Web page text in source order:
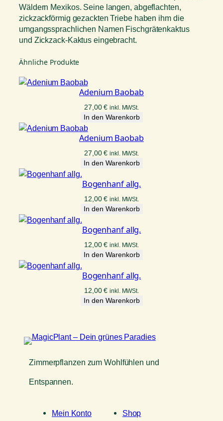
Wäldern Mexikos. Seine langen, abgeflachten,
zickzackförmig gezackten Triebe haben ihm die
umgangssprachlichen Namen Fischgrätenkaktus
und Zickzack-Kaktus eingebracht.
Ähnliche Produkte
Adenium Baobab
27,00€ inkl. MWSt.
In den Warenkorb
Adenium Baobab
27,00€ inkl. MWSt.
In den Warenkorb
Bogenhanf allg.
12,00€ inkl. MWSt.
In den Warenkorb
Bogenhanf allg.
12,00€ inkl. MWSt.
In den Warenkorb
Bogenhanf allg.
12,00€ inkl. MWSt.
In den Warenkorb
Zimmerpflanzen zum Wohlfühlen und
Entspannen.
Mein Konto
Shop